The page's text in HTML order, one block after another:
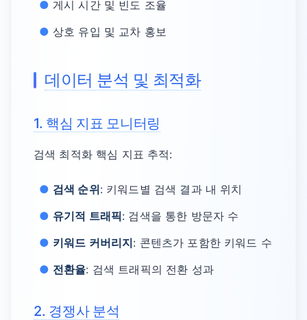
게시 시간 및 빈도 조율
상호 유입 및 교차 홍보
데이터 분석 및 최적화
1. 핵심 지표 모니터링
검색 최적화 핵심 지표 추적:
검색 순위: 키워드별 검색 결과 내 위치
유기적 트래픽: 검색을 통한 방문자 수
키워드 커버리지: 콘텐츠가 포함한 키워드 수
전환율: 검색 트래픽의 전환 성과
2. 경쟁사 분석